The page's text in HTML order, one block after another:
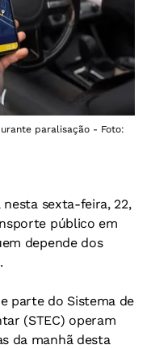
paralisação - Foto:
nesta sexta-feira, 22,
público em
depende dos
parte do Sistema de
(STEC) operam
da manhã desta